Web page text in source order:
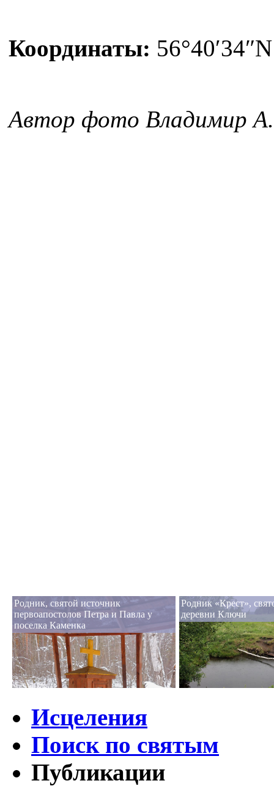
Координаты:
Автор фото Владимир А.
Родник, святой источник
первоапостолов Петра и Павла у
поселка Каменка
Родник «Крест»,
деревни Ключи
Исцеления
Поиск по святым
Публикации